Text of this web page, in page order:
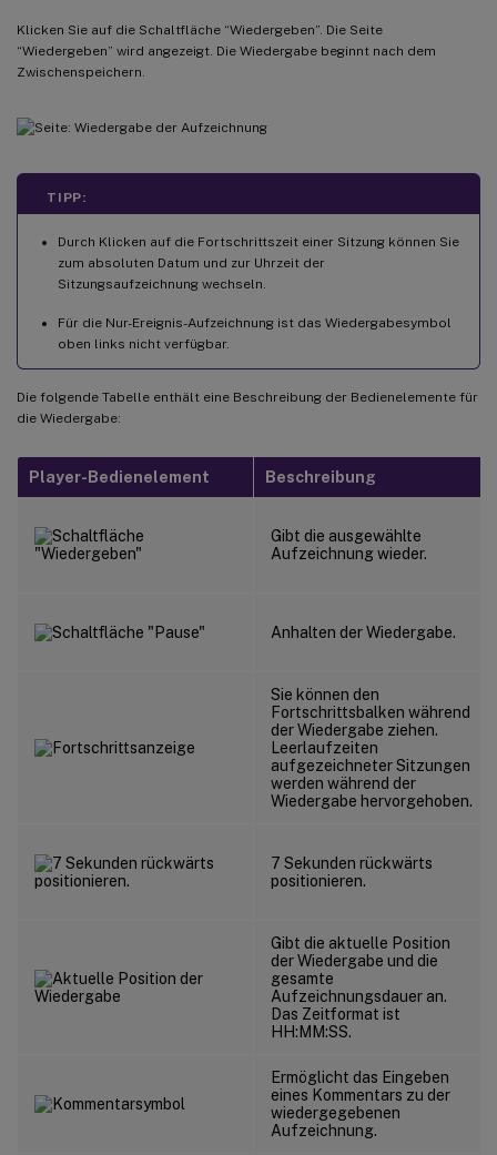
Klicken Sie auf die Schaltfläche “Wiedergeben”. Die Seite
“Wiedergeben” wird angezeigt. Die Wiedergabe beginnt nach dem
Zwischenspeichern.
TIPP:
Durch Klicken auf die Fortschrittszeit einer Sitzung können Sie
zum absoluten Datum und zur Uhrzeit der
Sitzungsaufzeichnung wechseln.
Für die Nur-Ereignis-Aufzeichnung ist das Wiedergabesymbol
oben links nicht verfügbar.
Die folgende Tabelle enthält eine Beschreibung der Bedienelemente für
die Wiedergabe:
Player-Bedienelement Beschreibung
Gibt die ausgewählte
Aufzeichnung wieder.
Anhalten der Wiedergabe.
Sie können den
Fortschrittsbalken während
der Wiedergabe ziehen.
Leerlaufzeiten
aufgezeichneter Sitzungen
werden während der
Wiedergabe hervorgehoben.
7 Sekunden rückwärts
positionieren.
Gibt die aktuelle Position
der Wiedergabe und die
gesamte
Aufzeichnungsdauer an.
Das Zeitformat ist
HH:MM:SS.
Ermöglicht das Eingeben
eines Kommentars zu der
wiedergegebenen
Aufzeichnung.